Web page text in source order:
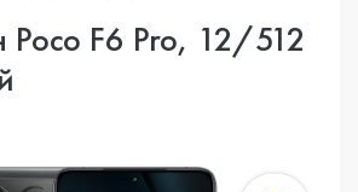
F6 Pro, 12/512